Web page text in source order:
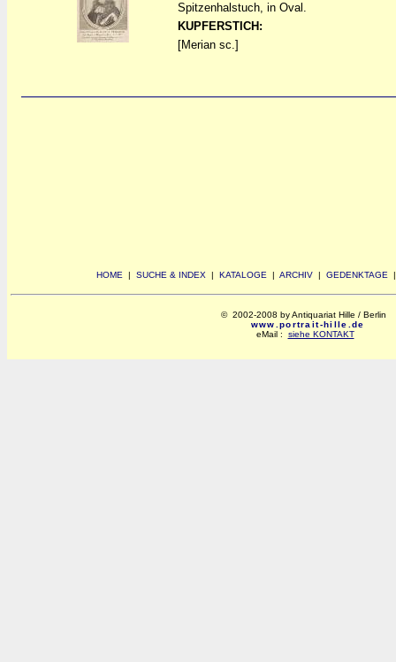
Spitzenhalstuch, in Oval.
KUPFERSTICH:
[Merian sc.]
HOME | SUCHE & INDEX | KATALOGE | ARCHIV | GEDENKTAGE
© 2002-2008 by Antiquariat Hille / Berlin
www.portrait-hille.de
eMail : siehe KONTAKT